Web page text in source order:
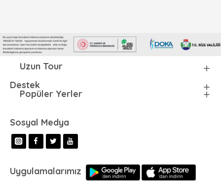
Uzun Tour
Destek
Popüler Yerler
Sosyal Medya
Uygulamalarımız